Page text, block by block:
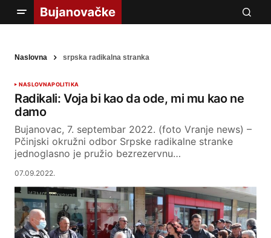
Naslovna srpska radikalna stranka
NASLOVNAPOLITIKA
Radikali: Voja bi kao da ode, mi mu kao ne
damo
Bujanovac, 7. septembar 2022. (foto Vranje news) –
Pčinjski okružni odbor Srpske radikalne stranke
jednoglasno je pružio bezrezervnu…
07.09.2022.